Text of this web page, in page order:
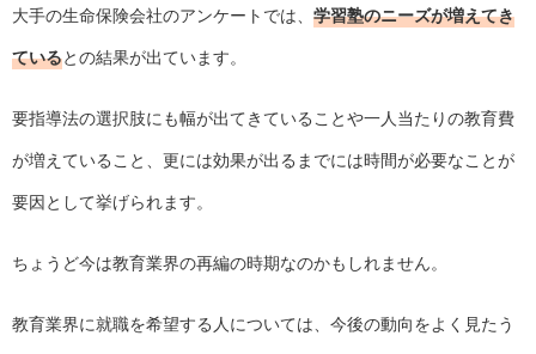
大手の生命保険会社のアンケートでは、 学習塾のニーズが増えてき
ているとの結果が出ています。
要指導法の選択肢にも幅が出てきていることや一人当たりの教育費
が増えていること、更には効果が出るまでには時間が必要なことが
要因として挙げられます。
ちょうど今は教育業界の再編の時期なのかもしれません。
教育業界に就職を希望する人については、今後の動向をよく見たう